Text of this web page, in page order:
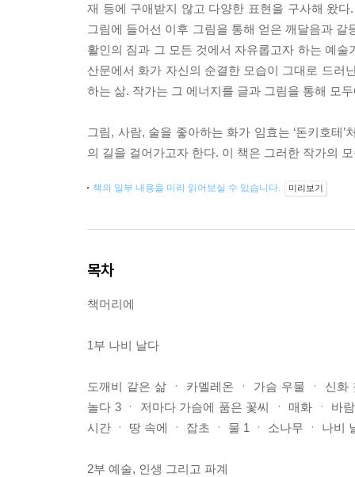
재 등에 구애받지 않고 다양한 표현을 구사해 왔
그림에 들어선 이후 그림을 통해 얻은 깨달음과
활인의 짐과 그 모든 것에서 자유롭고자 하는 예
산문에서 화가 자신의 순결한 모습이 그대로 드러
하는 삶. 작가는 그 에너지를 글과 그림을 통해 모
그림, 사람, 술을 좋아하는 화가 임효는 ‘돈키호테
의 길을 걸어가고자 한다. 이 책은 그러한 작가의
책의 일부 내용을 미리 읽어보실 수 있습니다. 미리보기
목차
책머리에
1부 나비 날다
도깨비 같은 삶 ㆍ 카멜레온 ㆍ 가슴 우물 ㆍ 신
놀다 3 ㆍ 저마다 가슴에 품은 꽃씨 ㆍ 매화 ㆍ 바
시간 ㆍ 땅 속에 ㆍ 잡초 ㆍ 물 1 ㆍ 소나무 ㆍ 나비
2부 예술, 인생 그리고 파계